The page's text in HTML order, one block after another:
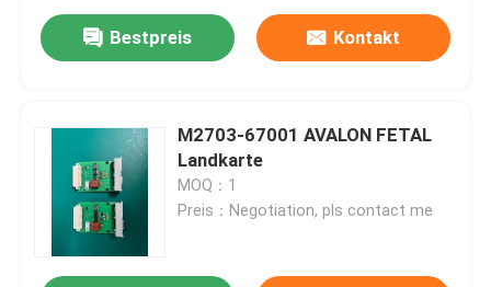
Bestpreis Kontakt
M2703-67001 AVALON FETAL
Landkarte
MOQ：1
Preis：Negotiation, pls contact me